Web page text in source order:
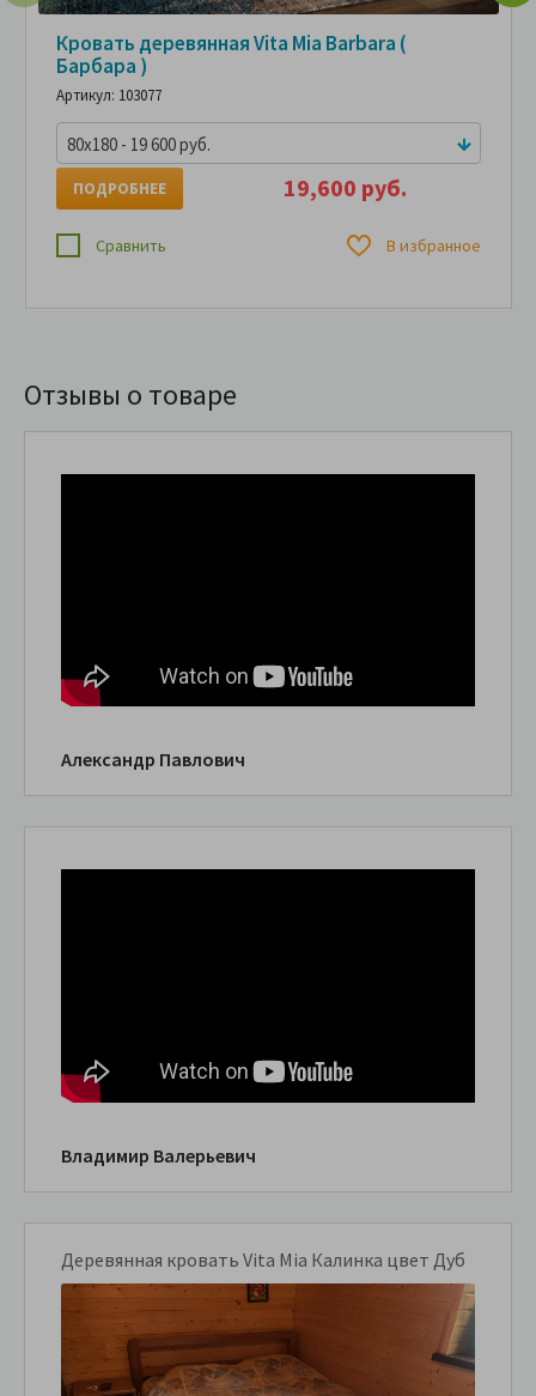
Кровать деревянная Vita Mia Barbara (
Барбара )
Артикул: 103077
80x180 - 19 600 руб.
19,600 руб.
ПОДРОБНЕЕ
Сравнить В избранное
Отзывы о товаре
Александр Павлович
Владимир Валерьевич
Деревянная кровать Vita Mia Калинка цвет Дуб